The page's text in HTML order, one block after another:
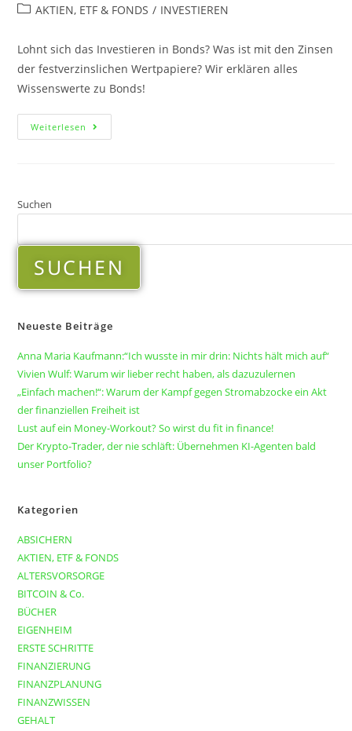
AKTIEN, ETF & FONDS / INVESTIEREN
Lohnt sich das Investieren in Bonds? Was ist mit den Zinsen
der festverzinslichen Wertpapiere? Wir erklären alles
Wissenswerte zu Bonds!
Weiterlesen
Suchen
SUCHEN
Neueste Beiträge
Anna Maria Kaufmann:“Ich wusste in mir drin: Nichts hält mich auf“
Vivien Wulf: Warum wir lieber recht haben, als dazuzulernen
„Einfach machen!“: Warum der Kampf gegen Stromabzocke ein Akt
der finanziellen Freiheit ist
Lust auf ein Money-Workout? So wirst du fit in finance!
Der Krypto-Trader, der nie schläft: Übernehmen KI-Agenten bald
unser Portfolio?
Kategorien
ABSICHERN
AKTIEN, ETF & FONDS
ALTERSVORSORGE
BITCOIN & Co.
BÜCHER
EIGENHEIM
ERSTE SCHRITTE
FINANZIERUNG
FINANZPLANUNG
FINANZWISSEN
GEHALT